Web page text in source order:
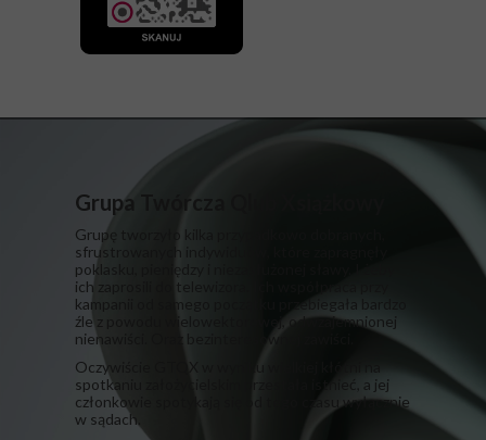
Grupa Twórcza Qlub Xsiążkowy
Grupę tworzyło kilka przypadkowo dobranych,
sfrustrowanych indywiduów, które zapragnęły
poklasku, pieniędzy i niezasłużonej sławy. I żeby
ich zaprosili do telewizora. Ich współpraca przy
kampanii od samego początku przebiegała bardzo
źle z powodu wielowektorowej, odwzajemnionej
nienawiści. Oraz bezinteresownej zawiści.
​Oczywiście GTQX w wyniku wielkiej kłótni na
spotkaniu założycielskim przestała istnieć, a jej
członkowie spotykają się od tego czasu wyłącznie
w sądach.